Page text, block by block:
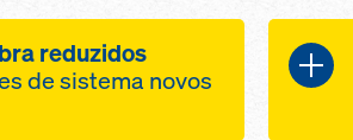
reduzidos
de sistema novos